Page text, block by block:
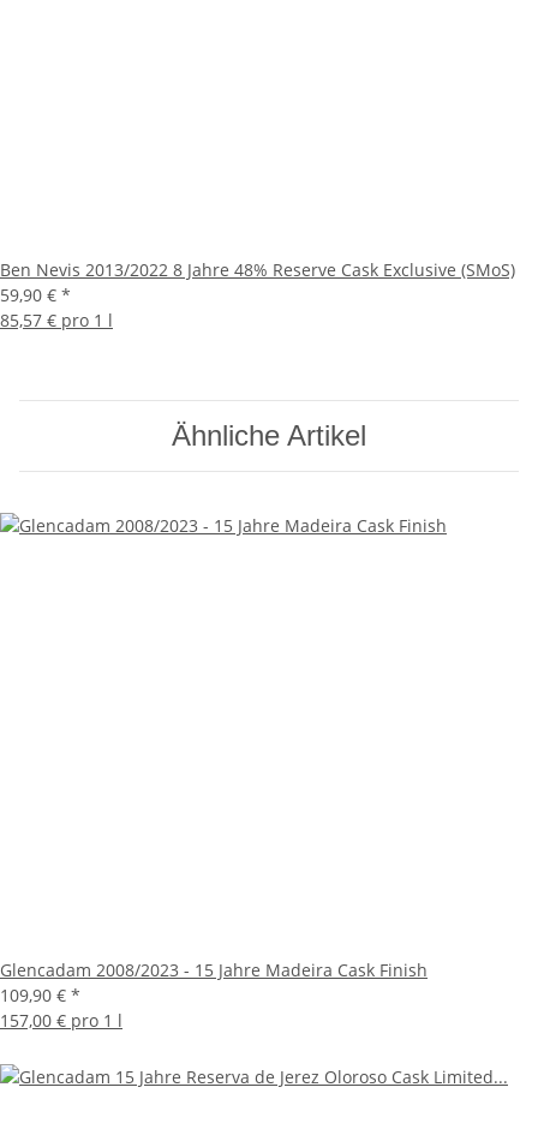
Ben Nevis 2013/2022 8 Jahre 48% Reserve Cask Exclusive (SMoS)
59,90 € *
85,57 € pro 1 l
Ähnliche Artikel
Glencadam 2008/2023 - 15 Jahre Madeira Cask Finish
109,90 € *
157,00 € pro 1 l